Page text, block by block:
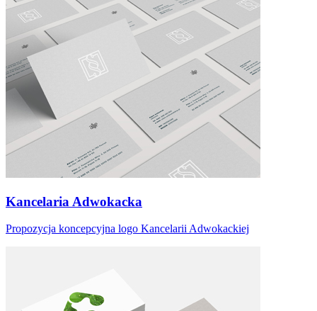
Kancelaria Adwokacka
Propozycja koncepcyjna logo Kancelarii Adwokackiej